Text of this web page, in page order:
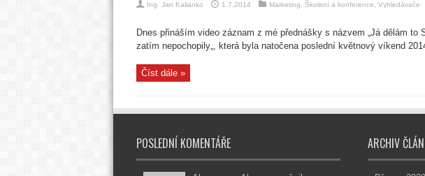
Ing. Jan Kalianko 1.7.2014 Marketing Školení a konference Vyhledávače
Dnes přináším video záznam z mé přednášky s názvem „Já dělám to
zatím nepochopily„, která byla natočena poslední květnový víkend
Číst dále »
POSLEDNÍ KOMENTÁŘE ARCHIV